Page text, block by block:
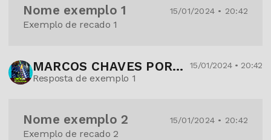
Nome exemplo 1 15/01/2024 • 20:42
Exemplo de recado 1
MARCOS CHAVES PORTES 15/01/2024 • 20:42
Resposta de exemplo 1
Nome exemplo 2 15/01/2024 • 20:42
Exemplo de recado 2